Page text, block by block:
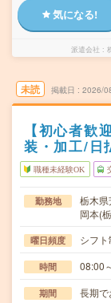
気になる!
派遣会社
未読 掲載日 2026/
【初心者歓
装・加工/日
職種未経験OK
勤務地
栃木
岡本(
曜日頻度 シフト
時間 08:00
期間 長期で